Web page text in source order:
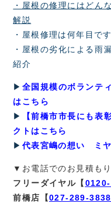
・屋根の修理にはどん
解説
・屋根修理は何年目で
・屋根の劣化による雨
紹介
▶ 全国規模のボランテ
はこちら
▶
【前橋市市長にも表
クトはこちら
▶ 代表宮嶋の想い ミ
▼お電話でのお見積も
フリーダイヤル【
前橋店【027-289-3838